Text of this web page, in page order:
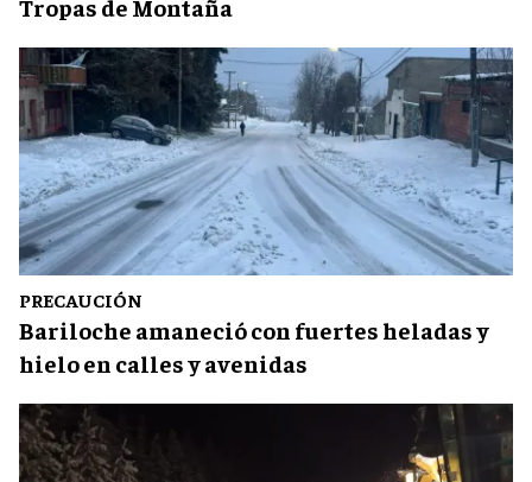
Tropas de Montaña
PRECAUCIÓN
Bariloche amaneció con fuertes heladas y
hielo en calles y avenidas